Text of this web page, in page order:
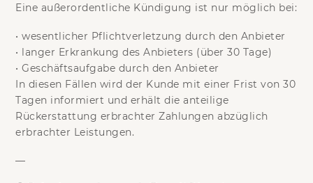
Eine außerordentliche Kündigung ist nur möglich bei:
•wesentlicher Pflichtverletzung durch den Anbieter
• langer Erkrankung des Anbieters (über 30 Tage)
•Geschäftsaufgabe durch den Anbieter
In diesen Fällen wird der Kunde mit einer Frist von 30
Tagen informiert und erhält die anteilige
Rückerstattung erbrachter Zahlungen abzüglich
erbrachter Leistungen.
—